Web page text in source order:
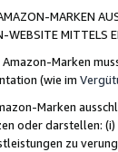
MARKEN
WEBSITE MITTELS
Marken
(wie im
Marken
oder darstellen: (i)
zu